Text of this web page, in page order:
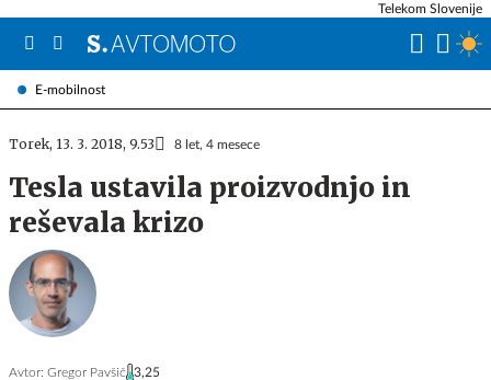
E-mobilnost
Telekom Slovenije
Torek, 13. 3. 2018, 9.53 8 let, 4 mesece
Tesla ustavila proizvodnjo in
reševala krizo
Avtor: Gregor Pavšič 3,25